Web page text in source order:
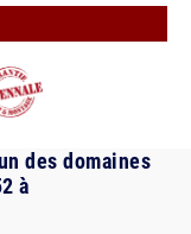
des domaines
à